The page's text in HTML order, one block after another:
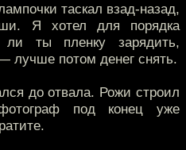
таскал взад-назад,
Я хотел для порядка
ты пленку зарядить,
потом денег снять.
до отвала. Рожи строил
под конец уже